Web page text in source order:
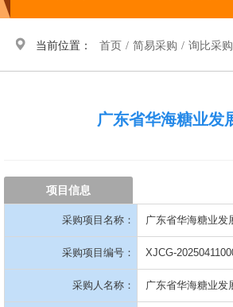
当前位置： 首页 / 简易采购 / 询比采购